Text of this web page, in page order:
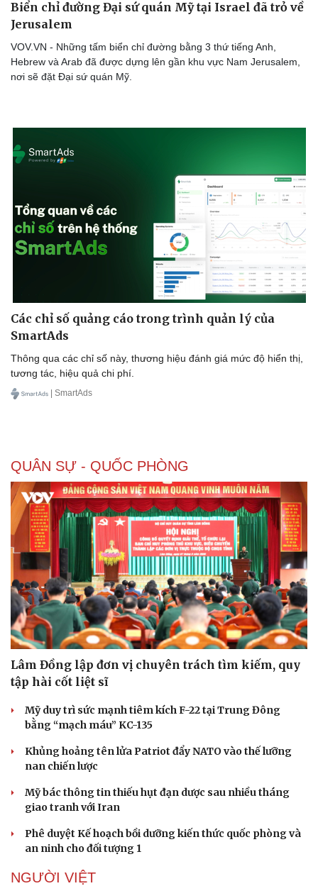
Doanh nghiệp
Thông tin doanh nghiệp
Vì cộng đồng
Công nghệ
Chuyển đổi số
Biển chỉ đường Đại sứ quán Mỹ tại Israel đã trỏ về
Jerusalem
VOV.VN - Những tấm biển chỉ đường bằng 3 thứ tiếng Anh,
Hebrew và Arab đã được dựng lên gần khu vực Nam Jerusalem,
nơi sẽ đặt Đại sứ quán Mỹ.
Các chỉ số quảng cáo trong trình quản lý của
SmartAds
Thông qua các chỉ số này, thương hiệu đánh giá mức độ hiển thị,
tương tác, hiệu quả chi phí.
| SmartAds
QUÂN SỰ - QUỐC PHÒNG
Lâm Đồng lập đơn vị chuyên trách tìm kiếm, quy
tập hài cốt liệt sĩ
Mỹ duy trì sức mạnh tiêm kích F-22 tại Trung Đông
bằng “mạch máu” KC-135
Khủng hoảng tên lửa Patriot đẩy NATO vào thế lưỡng
nan chiến lược
Mỹ bác thông tin thiếu hụt đạn dược sau nhiều tháng
giao tranh với Iran
Phê duyệt Kế hoạch bồi dưỡng kiến thức quốc phòng và
an ninh cho đối tượng 1
NGƯỜI VIỆT